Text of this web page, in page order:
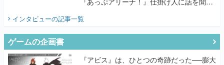
インタビューの記事一覧
ゲームの企画書
『アビス』は、ひとつの奇跡だった──膨大